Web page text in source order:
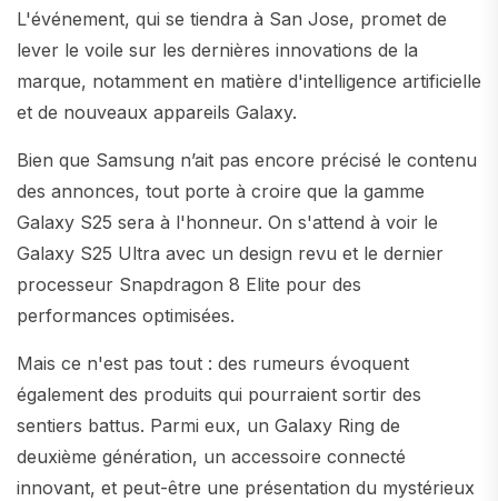
L'événement, qui se tiendra à San Jose, promet de
lever le voile sur les dernières innovations de la
marque, notamment en matière d'intelligence artificielle
et de nouveaux appareils Galaxy.
Bien que Samsung n’ait pas encore précisé le contenu
des annonces, tout porte à croire que la gamme
Galaxy S25 sera à l'honneur. On s'attend à voir le
Galaxy S25 Ultra avec un design revu et le dernier
processeur Snapdragon 8 Elite pour des
performances optimisées.
Mais ce n'est pas tout : des rumeurs évoquent
également des produits qui pourraient sortir des
sentiers battus. Parmi eux, un Galaxy Ring de
deuxième génération, un accessoire connecté
innovant, et peut-être une présentation du mystérieux